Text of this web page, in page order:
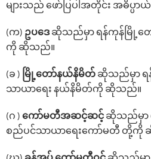
များသည် ဖော်ပြပါအတိုင်း အဓိပ္
(က) ဥပ‌ဒေဆိုသည်မှာ ရန်ကုန်မြို့တေ
ကို ဆိုသည်။
(ခ ) မြို့‌တော်နယ်နိမိတ် ဆိုသည်မှာ ရ
သာယာ‌ရေး နယ်နိမိတ်ကို ဆိုသည်။
(ဂ ) ‌ကော်မတီအဆင့်ဆင့် ဆိုသည်မှာ
စည်ပင်သာယာ‌ရေး‌ကော်မတီ တို့ကို